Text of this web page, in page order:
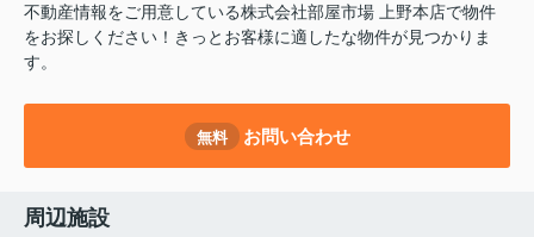
不動産情報をご用意している株式会社部屋市場 上野本店で物件
をお探しください！きっとお客様に適したな物件が見つかりま
す。
無料 お問い合わせ
周辺施設